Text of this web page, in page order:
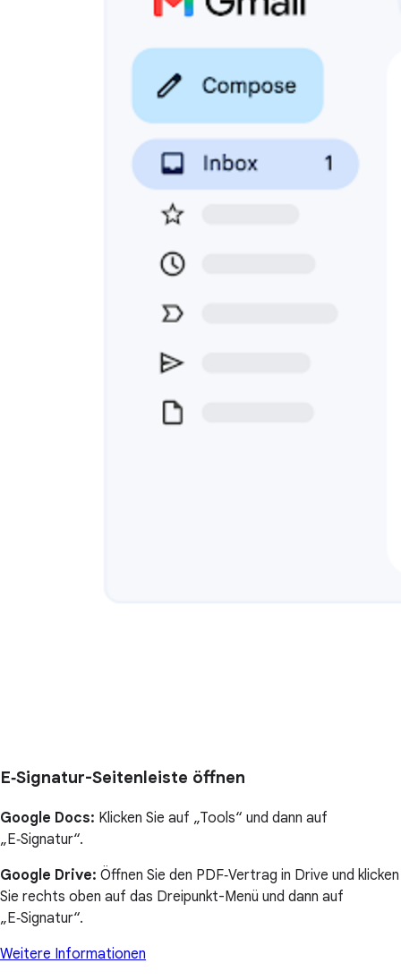
E‑Signatur-Seitenleiste öffnen
Google Docs: Klicken Sie auf „Tools“ und dann auf
„E‑Signatur“.
Google Drive: Öffnen Sie den PDF‑Vertrag in Drive und klicken
Sie rechts oben auf das Dreipunkt-Menü und dann auf
„E‑Signatur“.
Weitere Informationen